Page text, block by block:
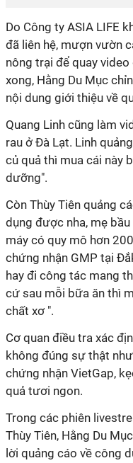
Do Công ty ASIA LIFE
đã liên hệ, mượn vườn
nông trại để quay
xong, Hằng Du Mục
nội dung giới thiệu về
Quang Linh cũng làm
rau ở Đà Lạt. Linh
củ quả thì mua cái này
dưỡng".
Còn Thùy Tiên quảng
dụng được nha, mẹ
máy có quy mô hơn
chứng nhận GMP tại
hay đi công tác mang
cứ sau mỗi bữa ăn thì
chất xơ ".
Cơ quan điều tra xác
không đúng sự thật
chứng nhận VietGap,
quả tươi ngon.
Trong các phiên
Thùy Tiên, Hằng Du
lời quảng cáo về công